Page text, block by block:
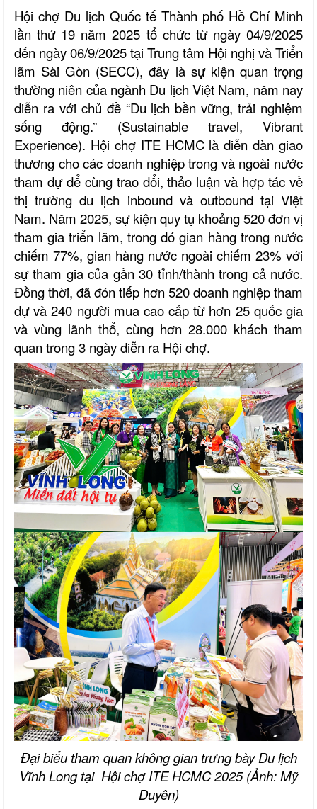
Hội chợ Du lịch Quốc tế Thành phố Hồ Chí Minh
lần thứ 19 năm 2025 tổ chức từ ngày 04/9/2025
đến ngày 06/9/2025 tại Trung tâm Hội nghị và Triển
lãm Sài Gòn (SECC), đây là sự kiện quan trọng
thường niên của ngành Du lịch Việt Nam, năm nay
diễn ra với chủ đề “Du lịch bền vững, trải nghiệm
sống động.” (Sustainable travel, Vibrant
Experience). Hội chợ ITE HCMC là diễn đàn giao
thương cho các doanh nghiệp trong và ngoài nước
tham dự để cùng trao đổi, thảo luận và hợp tác về
thị trường du lịch inbound và outbound tại Việt
Nam. Năm 2025, sự kiện quy tụ khoảng 520 đơn vị
tham gia triển lãm, trong đó gian hàng trong nước
chiếm 77%, gian hàng nước ngoài chiếm 23% với
sự tham gia của gần 30 tỉnh/thành trong cả nước.
Đồng thời, đã đón tiếp hơn 520 doanh nghiệp tham
dự và 240 người mua cao cấp từ hơn 25 quốc gia
và vùng lãnh thổ, cùng hơn 28.000 khách tham
quan trong 3 ngày diễn ra Hội chợ.
Đại biểu tham quan không gian trưng bày Du lịch
Vĩnh Long tại Hội chợ ITE HCMC 2025 (Ảnh: Mỹ
Duyên)